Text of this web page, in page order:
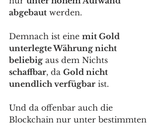
abgebaut werden.
Demnach ist eine mit Gold
unterlegte Währung nicht
beliebig aus dem Nichts
schaffbar, da Gold nicht
unendlich verfügbar ist.
Und da offenbar auch die
Blockchain nur unter bestimmten